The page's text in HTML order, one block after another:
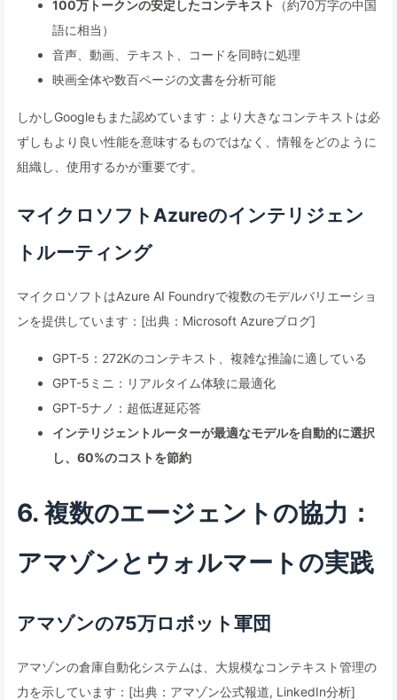
100万トークンの安定したコンテキスト
（約70万字の中国
語に相当）
音声、動画、テキスト、コードを同時に処理
映画全体や数百ページの文書を分析可能
しかしGoogleもまた認めています：より大きなコンテキストは必
ずしもより良い性能を意味するものではなく、情報をどのように
組織し、使用するかが重要です。
マイクロソフトAzureのインテリジェン
トルーティング
マイクロソフトはAzure AI Foundryで複数のモデルバリエーショ
ンを提供しています：[出典：Microsoft Azureブログ]
GPT-5：272Kのコンテキスト、複雑な推論に適している
GPT-5ミニ：リアルタイム体験に最適化
GPT-5ナノ：超低遅延応答
インテリジェントルーターが最適なモデルを自動的に選択
し、60%のコストを節約
6. 複数のエージェントの協力：
アマゾンとウォルマートの実践
アマゾンの75万ロボット軍団
アマゾンの倉庫自動化システムは、大規模なコンテキスト管理の
力を示しています：[出典：アマゾン公式報道, LinkedIn分析]